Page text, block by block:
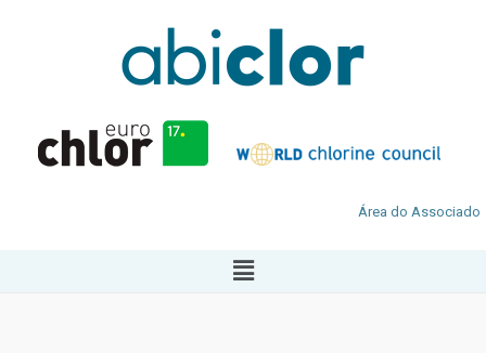
Área do Associado